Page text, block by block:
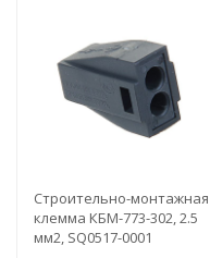
Строительно-монтажная
клемма КБМ-773-302, 2.5
мм2, SQ0517-0001